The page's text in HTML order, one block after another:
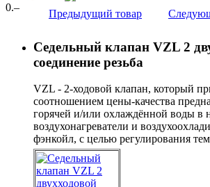
Предыдущий товар
0.–
Седельный клапан VZL 2
соединение резьба
VZL - 2-ходовой клапан, который
соотношением цены-качества
горячей и/или охлаждённой воды в
воздухонагреватели и
фэнкойл, с целью регулирования